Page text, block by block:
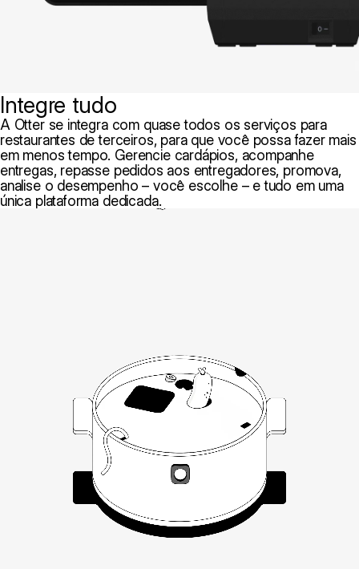
Integre tudo
A Otter se integra com quase todos os serviços para
restaurantes de terceiros, para que você possa fazer mais
em menos tempo. Gerencie cardápios, acompanhe
entregas, repasse pedidos aos entregadores, promova,
analise o desempenho – você escolhe – e tudo em uma
única plataforma dedicada.